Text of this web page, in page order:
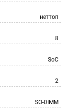
неттоп
8
SoC
2
SO-DIMM